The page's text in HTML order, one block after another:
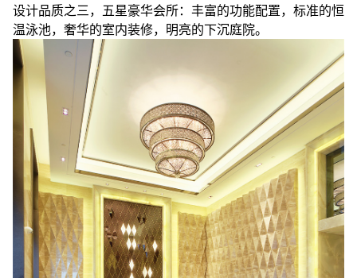
设计品质之三，五星豪华会所：丰富的功能配置，标准的恒
温泳池，奢华的室内装修，明亮的下沉庭院。